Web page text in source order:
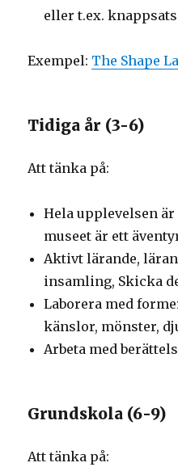
eller t.ex.
Exempel: The Shape
Tidiga år (3-6)
Att tänka på:
Hela upplevelsen
museet är ett
Aktivt lärande,
insamling, Skicka
Laborera med
känslor, mönster,
Arbeta med
Grundskola (6-9)
Att tänka på: